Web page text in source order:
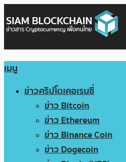
เมนู
ข่าวคริปโตเคอเรนซี่
ข่าว Bitcoin
ข่าว Ethereum
ข่าว Binance Coin
ข่าว Dogecoin